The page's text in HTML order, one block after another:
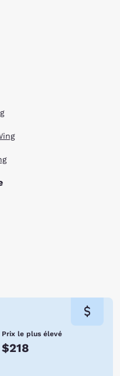
Prix le plus élevé
$218